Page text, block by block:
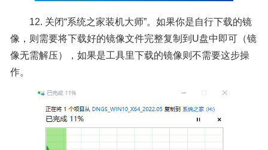
12. 关闭“系统之家装机大师”。如果你是自行下载的镜
像，则需要将下载好的镜像文件完整复制到U盘中即可（镜
像无需解压），如果是工具里下载的镜像则不需要这步操
作。